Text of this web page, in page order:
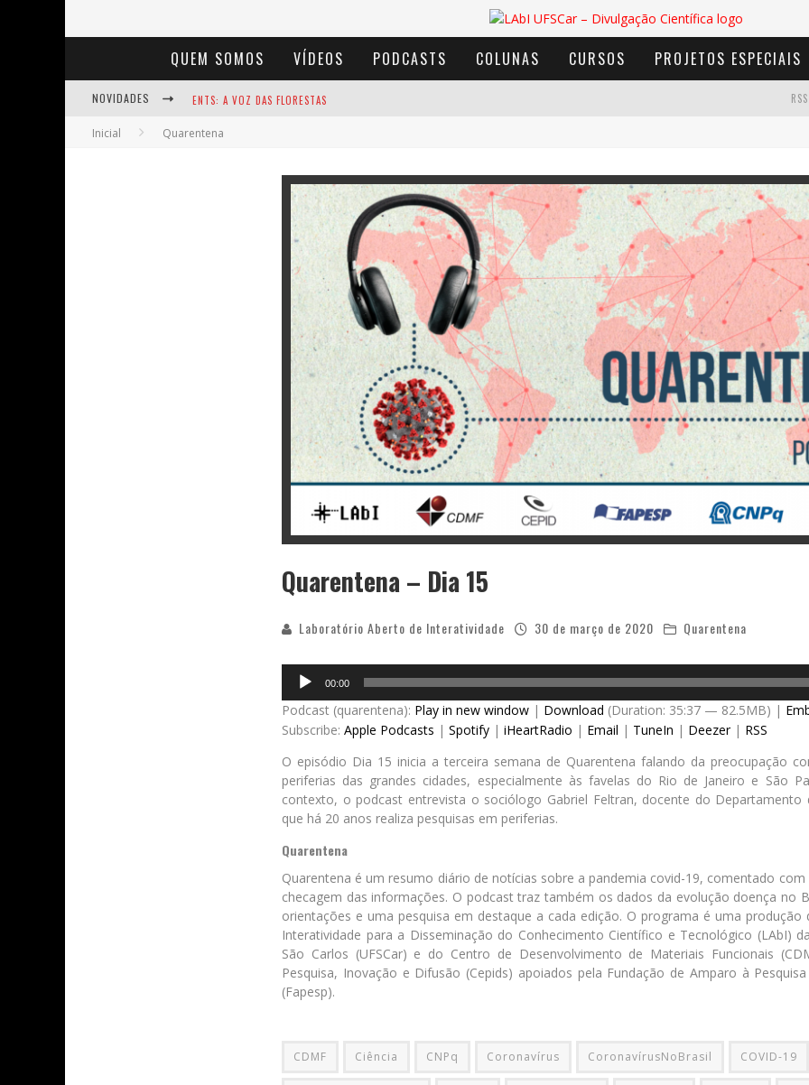
QUEM SOMOS VÍDEOS PODCASTS COLUNAS CURSOS PROJETOS ESPECIAIS
NOVIDADES ENTS: A VOZ DAS FLORESTAS
NOTÁVEIS: BERTHA LUTZ
BAÚ DE HISTÓRIAS - A JAMAIS IMAGINADA AVENTURA COM OS MOINHOS DE VENTO
RSS
Inicial Quarentena
Quarentena – Dia 15
Laboratório Aberto de Interatividade 30 de março de 2020 Quarentena
Audio
Player
00:00
Podcast (quarentena): Play in new window | Download (Duration: 35:37 — 82.5MB) |
Subscribe: Apple Podcasts | Spotify | iHeartRadio | Email | TuneIn | Deezer| RSS
O episódio Dia 15 inicia a terceira semana de Quarentena falando da preocupação
periferias das grandes cidades, especialmente às favelas do Rio de Janeiro e São
contexto, o podcast entrevista o sociólogo Gabriel Feltran, docente do Departamento
que há 20 anos realiza pesquisas em periferias.
Quarentena
Quarentena é um resumo diário de notícias sobre a pandemia covid-19, comentado
checagem das informações. O podcast traz também os dados da evolução doença no
orientações e uma pesquisa em destaque a cada edição. O programa é uma
Interatividade para a Disseminação do Conhecimento Científico e Tecnológico (LAbI)
São Carlos (UFSCar) e do Centro de Desenvolvimento de Materiais Funcionais
Pesquisa, Inovação e Difusão (Cepids) apoiados pela Fundação de Amparo à
(Fapesp).
CDMF Ciência CNPq Coronavírus CoronavírusNoBrasil COVID-19